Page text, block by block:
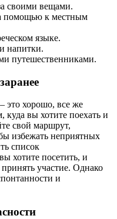
своими вещами.
помощью к местным
языке.
напитки.
путешественниками.
это хорошо, все же
куда вы хотите поехать и
свой маршрут,
избежать неприятных
список
хотите посетить, и
участие. Однако
и